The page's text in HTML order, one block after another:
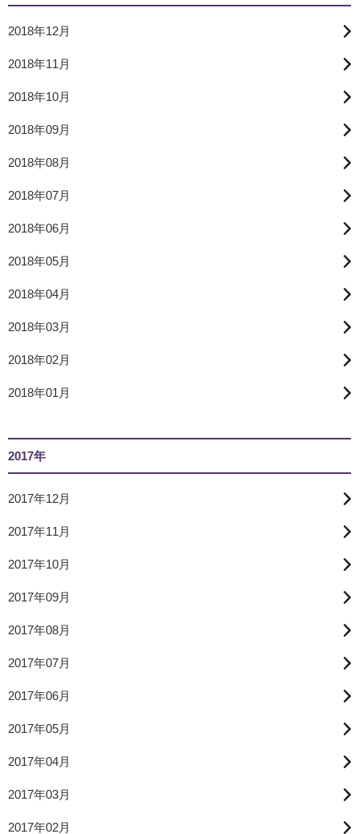
2018年12月
2018年11月
2018年10月
2018年09月
2018年08月
2018年07月
2018年06月
2018年05月
2018年04月
2018年03月
2018年02月
2018年01月
2017年
2017年12月
2017年11月
2017年10月
2017年09月
2017年08月
2017年07月
2017年06月
2017年05月
2017年04月
2017年03月
2017年02月